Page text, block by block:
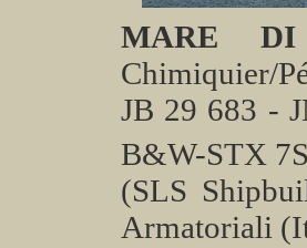
MARE DI
Chimiquier/
JB 29 683 -
B&W-STX
(SLS
Armatoriali